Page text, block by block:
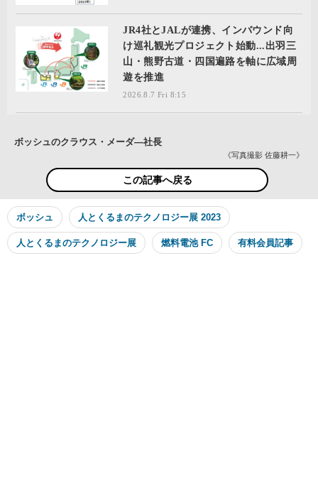
JR4社とJALが連携、インバウンド向
け巡礼観光プロジェクト始動...出羽三
山・熊野古道・四国遍路を軸に広域周
遊を推進
2026.8.7 Fri 8:15
《写真撮影 佐藤耕一》
ボッシュのクラウス・メーダ―社長
この記事へ戻る
ボッシュ 人とくるまのテクノロジー展 2023
人とくるまのテクノロジー展 燃料電池 FC 有料会員記事